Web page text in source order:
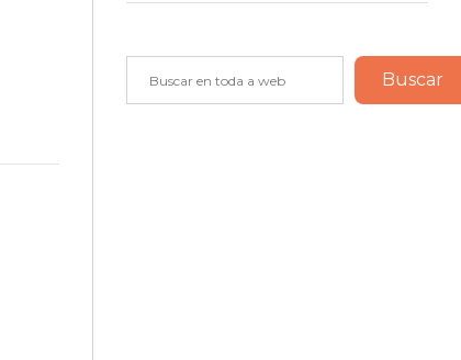
Buscar